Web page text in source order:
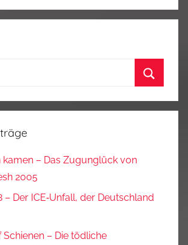
kamen – Das Zugunglück von
2005
– Der ICE‑Unfall, der Deutschland
– Die tödliche